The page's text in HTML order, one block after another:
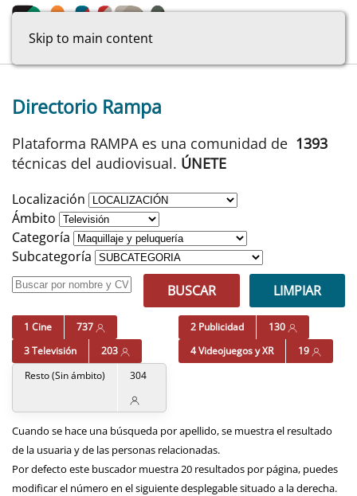
Skip to main content
Directorio Rampa
Plataforma RAMPA es una comunidad de 1393
técnicas del audiovisual. ÚNETE
Localización
Ámbito
Categoría
Subcategoría
BUSCAR
LIMPIAR
1 Cine 737 2 Publicidad
130
3 Televisión
203 4 Videojuegos y XR
19
Resto (Sin ámbito)
304
Cuando se hace una búsqueda por apellido, se muestra el resultado
de la usuaria y de las personas relacionadas.
Por defecto este buscador muestra 20 resultados por página, puedes
modificar el número en el siguiente desplegable situado a la derecha.